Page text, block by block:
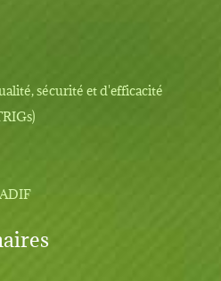
sécurité et d'efficacité